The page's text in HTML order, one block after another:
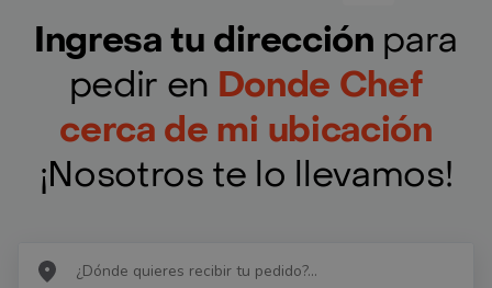
Ingresa tu dirección para
pedir en Donde Chef
cerca de mi ubicación
¡Nosotros te lo llevamos!